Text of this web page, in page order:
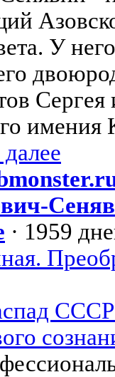
У
имения
· 1959